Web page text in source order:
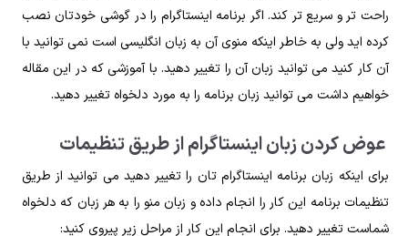
راحت تر و سریع تر کند. اگر برنامه اینستاگرام را در گوشی خودتان نصب
کرده اید ولی به خاطر اینکه منوی آن به زبان انگلیسی است نمی توانید با
آن کار کنید می توانید زبان آن را تغییر دهید. با آموزشی که در این مقاله
خواهیم داشت می توانید زبان برنامه را به مورد دلخواه تغییر دهید.
عوض کردن زبان اینستاگرام از طریق تنظیمات
برای اینکه زبان برنامه اینستاگرام تان را تغییر دهید می توانید از طریق
تنظیمات برنامه این کار را انجام داده و زبان منو را به هر زبان که دلخواه
شماست تغییر دهید. برای انجام این کار از مراحل زیر پیروی کنید: